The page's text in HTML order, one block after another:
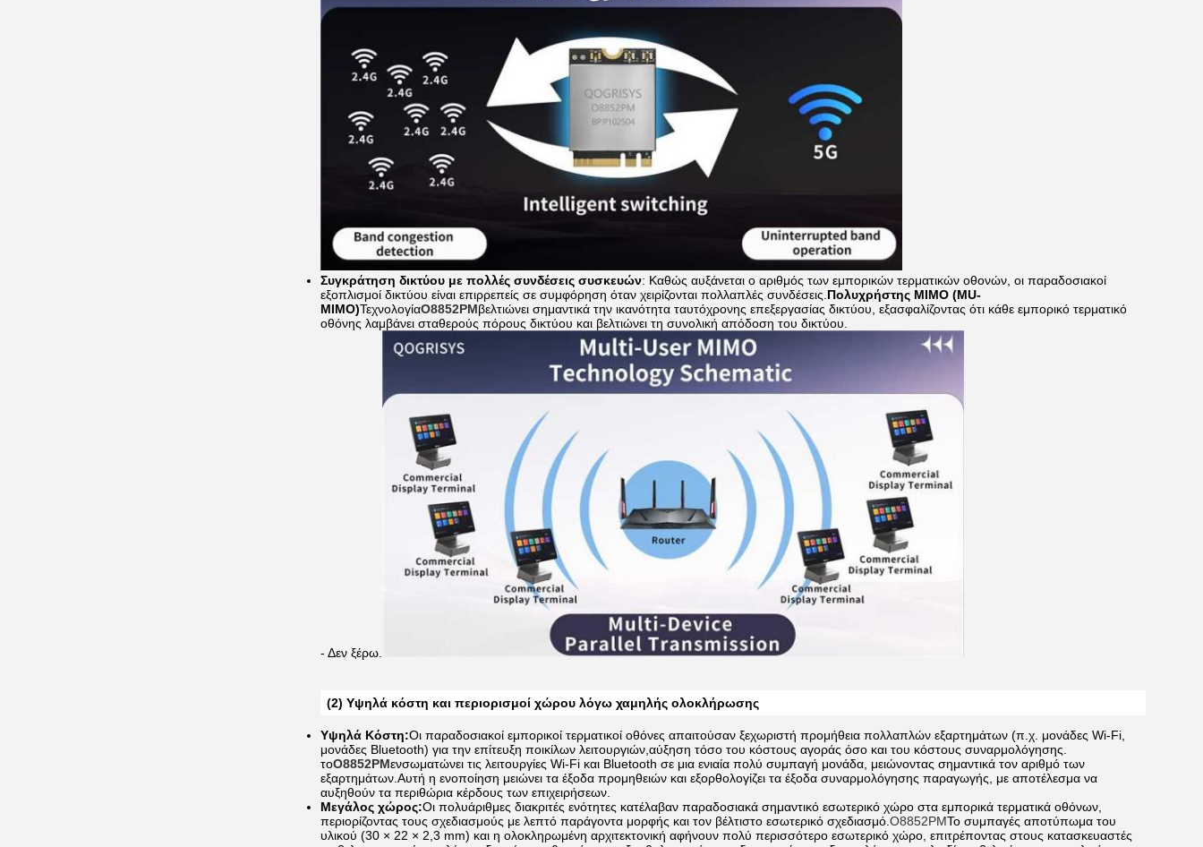
Συγκράτηση δικτύου με πολλές συνδέσεις συσκευών: Καθώς αυξάνεται ο αριθμός των εμπορικών τερματικών οθονών, οι παραδοσιακοί
εξοπλισμοί δικτύου είναι επιρρεπείς σε συμφόρηση όταν χειρίζονται πολλαπλές συνδέσεις. Πολυχρήστης MIMO (MU-
MIMO)ΤεχνολογίαΟ8852PMβελτιώνει σημαντικά την ικανότητα ταυτόχρονης επεξεργασίας δικτύου, εξασφαλίζοντας ότι κάθε εμπορικό τερματικό
οθόνης λαμβάνει σταθερούς πόρους δικτύου και βελτιώνει τη συνολική απόδοση του δικτύου.
- Δεν ξέρω.
(2) Υψηλά κόστη και περιορισμοί χώρου λόγω χαμηλής ολοκλήρωσης
Υψηλά Κόστη:Οι παραδοσιακοί εμπορικοί τερματικοί οθόνες απαιτούσαν ξεχωριστή προμήθεια πολλαπλών εξαρτημάτων (π.χ. μονάδες Wi-Fi,
μονάδες Bluetooth) για την επίτευξη ποικίλων λειτουργιών,αύξηση τόσο του κόστους αγοράς όσο και του κόστους συναρμολόγησης.
τοΟ8852PMενσωματώνει τις λειτουργίες Wi-Fi και Bluetooth σε μια ενιαία πολύ συμπαγή μονάδα, μειώνοντας σημαντικά τον αριθμό των
εξαρτημάτων.Αυτή η ενοποίηση μειώνει τα έξοδα προμηθειών και εξορθολογίζει τα έξοδα συναρμολόγησης παραγωγής, με αποτέλεσμα να
αυξηθούν τα περιθώρια κέρδους των επιχειρήσεων.
Μεγάλος χώρος:Οι πολυάριθμες διακριτές ενότητες κατέλαβαν παραδοσιακά σημαντικό εσωτερικό χώρο στα εμπορικά τερματικά οθόνων,
περιορίζοντας τους σχεδιασμούς με λεπτό παράγοντα μορφής και τον βέλτιστο εσωτερικό σχεδιασμό. Ο8852PMΤο συμπαγές αποτύπωμα του
υλικού (30 × 22 × 2,3 mm) και η ολοκληρωμένη αρχιτεκτονική αφήνουν πολύ περισσότερο εσωτερικό χώρο, επιτρέποντας στους κατασκευαστές